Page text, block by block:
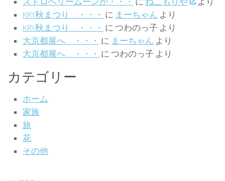
KRY秋まつり ・・・ に まーちゃん より
KRY秋まつり ・・・ に つわのっ子 より
大京都展へ ・・・ に まーちゃん より
大京都展へ ・・・ に つわのっ子 より
カテゴリー
ホーム
家族
旅
花
その他